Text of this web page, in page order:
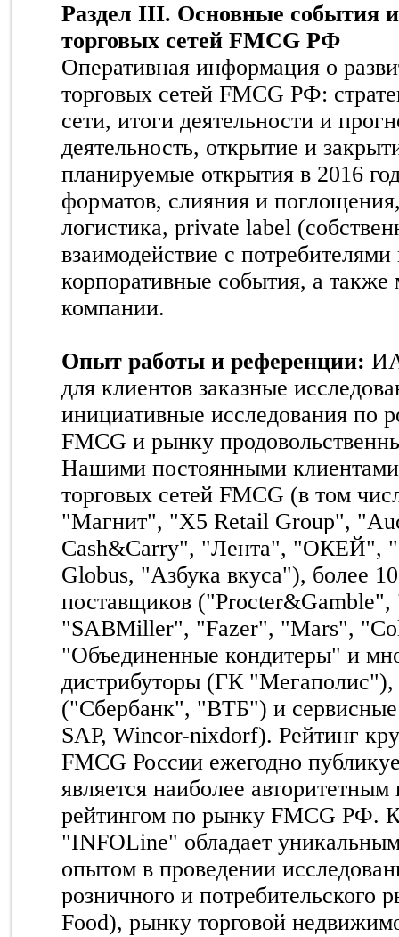
Раздел III. Основные события
торговых сетей FMCG РФ
Оперативная информация о
торговых сетей FMCG РФ:
сети, итоги деятельности и
деятельность, открытие и
планируемые открытия в 2016
форматов, слияния и
логистика, private label
взаимодействие с
корпоративные события, а
компании.
Опыт работы и референции:
для клиентов заказные
инициативные исследования по
FMCG и рынку
Нашими постоянными клиентами
торговых сетей FMCG (в том
"Магнит", "X5 Retail Group",
Cash&Carry", "Лента", "ОКЕЙ",
Globus, "Азбука вкуса"), более
поставщиков
"SABMiller", "Fazer", "Mars",
"Объединенные кондитеры" и
дистрибуторы (ГК
("Сбербанк", "ВТБ") и
SAP, Wincor-nixdorf). Рейтинг
FMCG России ежегодно
является наиболее
рейтингом по рынку FMCG РФ.
"INFOLine" обладает
опытом в проведении
розничного и
Food), рынку торговой